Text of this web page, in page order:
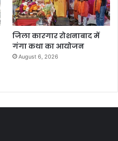
जिला कारगार रोशनाबाद में
गंगा कथा का आयोजन
August 6, 2026